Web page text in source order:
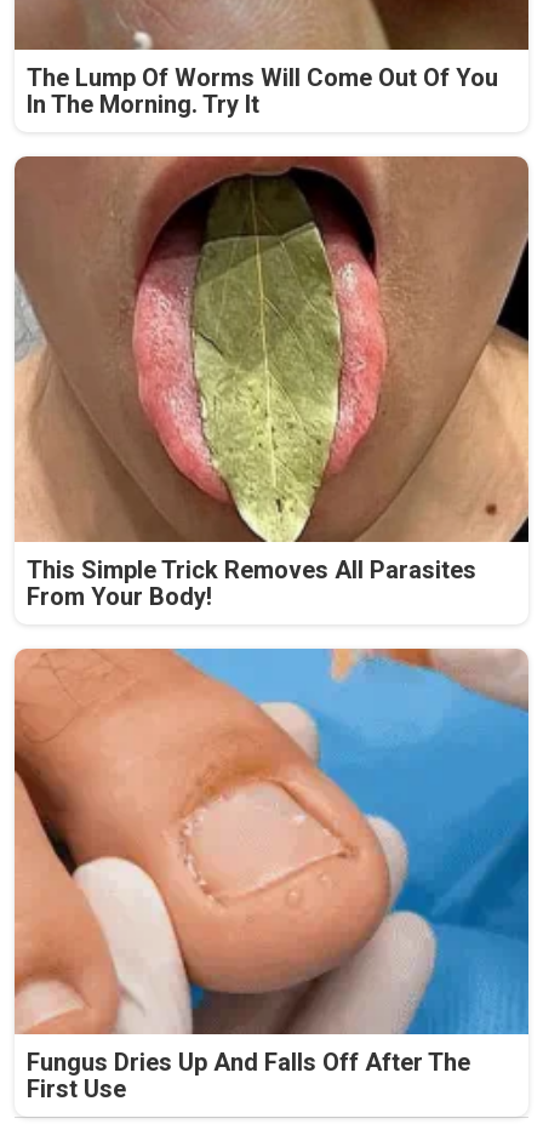
The Lump Of Worms Will Come Out Of You
In The Morning. Try It
This Simple Trick Removes All Parasites
From Your Body!
Fungus Dries Up And Falls Off After The
First Use